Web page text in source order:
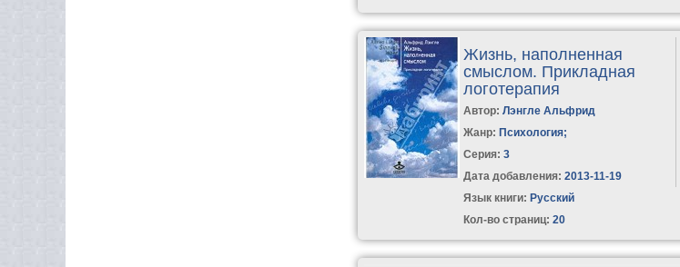
Жизнь, наполненная
смыслом. Прикладная
логотерапия
Автор:Лэнгле Альфрид
Жанр: Психология;
Серия:3
Дата добавления: 2013-11-19
Язык книги: Русский
Кол-во страниц: 20